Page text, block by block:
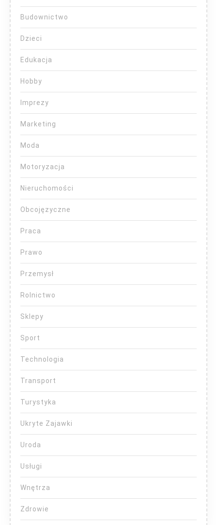
Budownictwo
Dzieci
Edukacja
Hobby
Imprezy
Marketing
Moda
Motoryzacja
Nieruchomości
Obcojęzyczne
Praca
Prawo
Przemysł
Rolnictwo
Sklepy
Sport
Technologia
Transport
Turystyka
Ukryte Zajawki
Uroda
Usługi
Wnętrza
Zdrowie